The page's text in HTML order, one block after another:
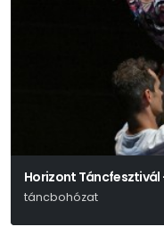
Horizont
táncbohózat